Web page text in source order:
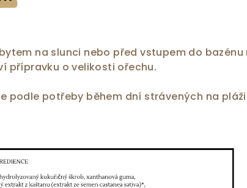
na slunci nebo před vstupem do
přípravku o velikosti ořechu.
podle potřeby během dní strávených na